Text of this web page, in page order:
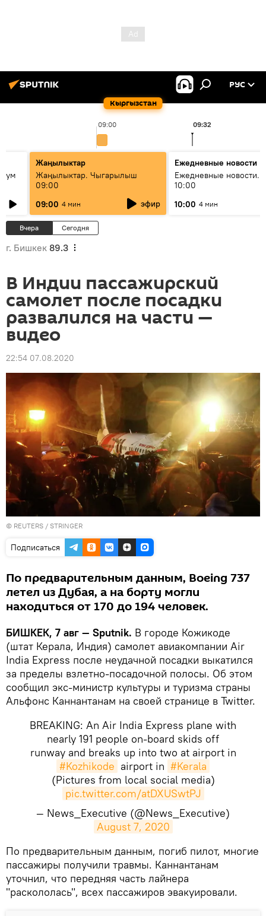
Кыргызстан
РУС
09:00 09:32
Жаңылыктар
Жаңылыктар. Чыгарылыш
09:00
09:00 4 мин эфир
Ежедневные новости
Ежедневные новости.
10:00
10:00 4 мин
Вчера Сегодня
г. Бишкек 89.3
В Индии пассажирский
самолет после посадки
развалился на части —
видео
22:54 07.08.2020
© REUTERS / STRINGER
Подписаться
По предварительным данным, Boeing 737
летел из Дубая, а на борту могли
находиться от 170 до 194 человек.
БИШКЕК, 7 авг — Sputnik. В городе Кожикоде
(штат Керала, Индия) самолет авиакомпании Air
India Express после неудачной посадки выкатился
за пределы взлетно-посадочной полосы. Об этом
сообщил экс-министр культуры и туризма страны
Альфонс Каннантанам на своей странице в Twitter.
BREAKING: An Air India Express plane with
nearly 191 people on-board skids off
runway and breaks up into two at airport in
#Kozhikode airport in #Kerala
(Pictures from local social media)
pic.twitter.com/atDXUSwtPJ
— News_Executive (@News_Executive)
August 7, 2020
​По предварительным данным, погиб пилот, многие
пассажиры получили травмы. Каннантанам
уточнил, что передняя часть лайнера
"раскололась", всех пассажиров эвакуировали.